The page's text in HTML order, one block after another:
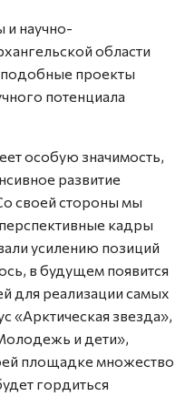
научно-
области
подобные проекты
потенциала
особую значимость,
развитие
своей стороны мы
кадры
усилению позиций
в будущем появится
для реализации самых
«Арктическая звезда»,
и дети»,
площадке множество
гордиться